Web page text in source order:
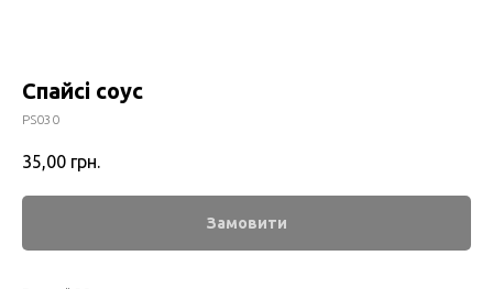
Спайсі соус
PS030
35,00 грн.
Замовити